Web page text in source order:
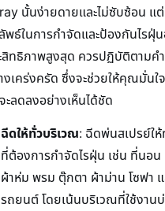
นั้นง่ายดายและไม่ซับซ้อน แต่
พธ์ในการกำจัดและป้องกันไรฝุ่
สิทธิภาพสูงสุด ควรปฏิบัติตามค
งเคร่งครัด ซึ่งจะช่วยให้คุณมั่นใจ
ะลดลงอย่างเห็นได้ชัด
ฉีดให้ทั่วบริเวณ: ฉีดพ่นสเปรย์ใ
ที่ต้องการกำจัดไรฝุ่น เช่น ที่นอ
ผ้าห่ม พรม ตุ๊กตา ผ้าม่าน โซฟา แ
รถยนต์ โดยเน้นบริเวณที่ใช้งาน